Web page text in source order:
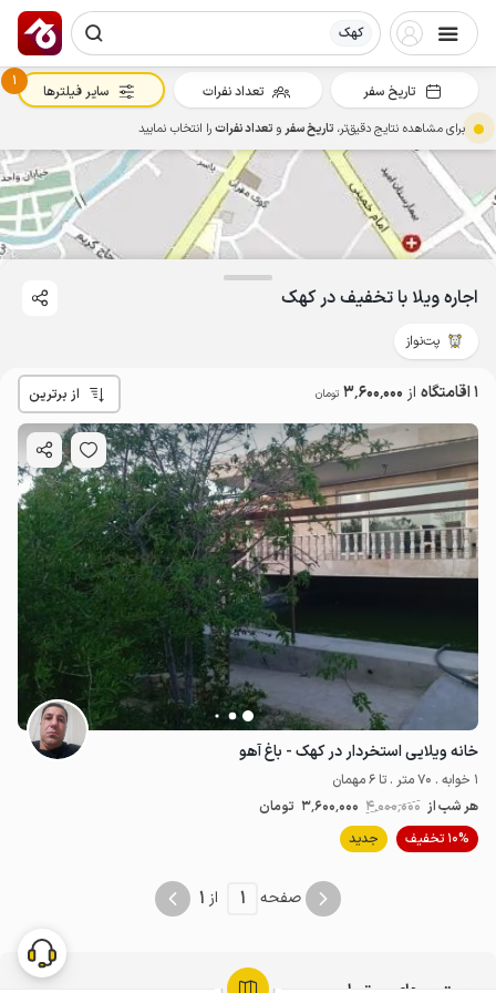
کهک
اجاره ویلا با تخفیف در کهک
پت‌نواز
1 اقامتگاه از 3٬600٬000 تومان از برترین
خانه ویلایی استخردار در کهک - باغ آهو
1 خوابه . 70 متر . تا 6 مهمان
هر شب از 4٬000٬000 3٬600٬000 تومان
10% تخفیف
جدید
صفحه 1 از 1
تاریخ سفر تعداد نفرات
1
سایر فیلترها
برای مشاهده نتایج دقیق‌تر، تاریخ سفرو تعداد نفراترا انتخاب نمایید